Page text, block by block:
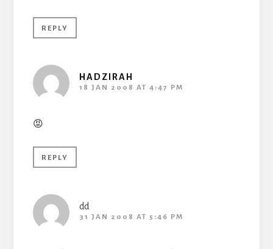
REPLY
HADZIRAH
18 JAN 2008 AT 4:47 PM
😡
REPLY
dd
31 JAN 2008 AT 5:46 PM